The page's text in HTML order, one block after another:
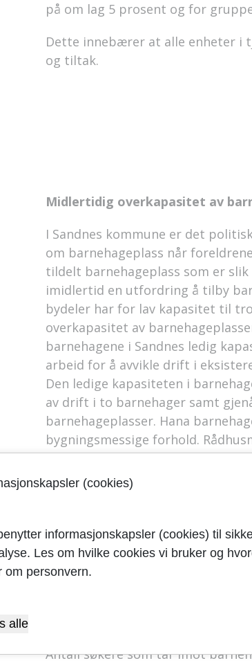
på om lag 5 prosent og for
Dette innebærer at alle enheter i
og tiltak.
Midlertidig overkapasitet av
I Sandnes kommune er det
om barnehageplass når
tildelt barnehageplass som er
imidlertid en utfordring å tilby
bydeler har for lav kapasitet til
overkapasitet av
barnehagene i Sandnes ledig
arbeid for å avvikle drift i
Den ledige kapasiteten i
av drift i to barnehager samt
barnehageplasser. Hana
bygningsmessige forhold.
kun har en midlertidig plassering
kapasiteten i barnehagene
2019. Det knytter seg
Kommunen vil fortsette dagens
tillegg til løpende opptak skal det
med oppstart 1. januar 2018.
de stengte avdelingene i tråd
vedtatt i forbindelse med
Antall søkere som tar imot
(cookies)
informasjonskapsler (cookies) til
Les om hvilke cookies vi bruker og
personvern.
alle